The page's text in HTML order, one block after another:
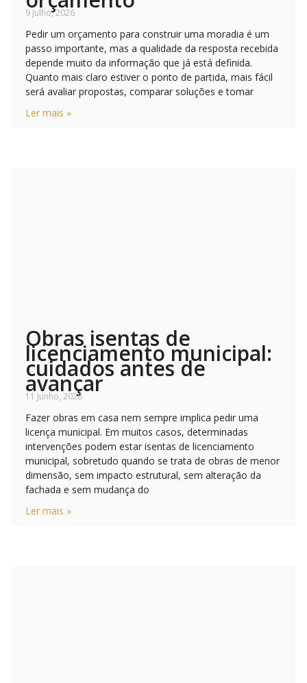
9 Julho, 2026
Pedir um orçamento para construir uma moradia é um
passo importante, mas a qualidade da resposta recebida
depende muito da informação que já está definida.
Quanto mais claro estiver o ponto de partida, mais fácil
será avaliar propostas, comparar soluções e tomar
Ler mais »
Obras isentas de
licenciamento municipal:
cuidados antes de
avançar
11 Junho, 2026
Fazer obras em casa nem sempre implica pedir uma
licença municipal. Em muitos casos, determinadas
intervenções podem estar isentas de licenciamento
municipal, sobretudo quando se trata de obras de menor
dimensão, sem impacto estrutural, sem alteração da
fachada e sem mudança do
Ler mais »